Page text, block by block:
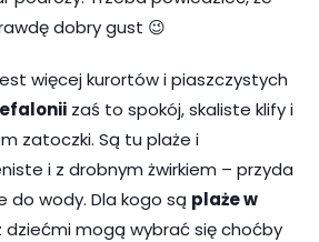
dobry gust 😉
więcej kurortów i piaszczystych
zaś to spokój, skaliste klify i
zatoczki. Są tu plaże i
i z drobnym żwirkiem – przyda
do wody. Dla kogo są plaże w
dziećmi mogą wybrać się choćby